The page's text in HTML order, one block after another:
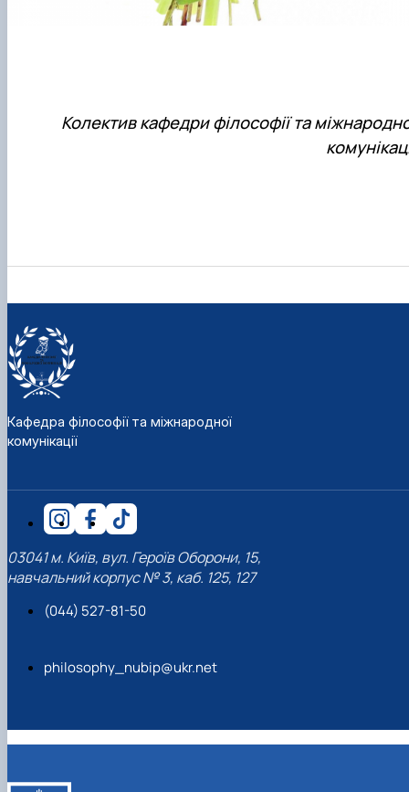
Колектив кафедри філософії та
Кафедра філософії та міжнародної
комунікації
03041 м. Київ, вул. Героїв Оборони, 15,
навчальний корпус № 3, каб. 125, 127
(044) 527-81-50
philosophy_nubip@ukr.net